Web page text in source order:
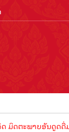
າບອັນດູດດື່ມ !